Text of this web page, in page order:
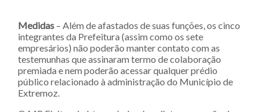
Medidas – Além de afastados de suas funções, os cinco
integrantes da Prefeitura (assim como os sete
empresários) não poderão manter contato com as
testemunhas que assinaram termo de colaboração
premiada e nem poderão acessar qualquer prédio
público relacionado à administração do Município de
Extremoz.